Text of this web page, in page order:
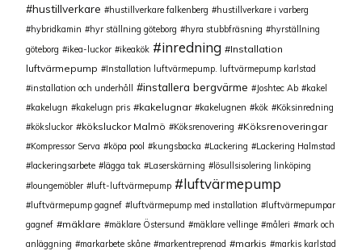
hustillverkare hustillverkare falkenberg
hustillverkare i varberg
hybridkamin
hyr ställning göteborg hyra stubbfräsning
hyrställning
göteborg
ikea-luckor ikeakök inredning
Installation
luftvärmepump
Installation luftvärmepump. luftvärmepump karlstad
installation och underhåll
installera bergvärme Joshtec Ab
kakel
kakelugn
kakelugn pris kakelugnar kakelugnen kök
Köksinredning
köksluckor
köksluckor Malmö Köksrenovering Köksrenoveringar
Kompressor Serva köpa pool kungsbacka Lackering
Lackering Halmstad
lackeringsarbete
lägga tak Laserskärning
lösullsisolering linköping
loungemöbler
luft-luftvärmepump luftvärmepump
luftvärmepump gagnef luftvärmepump med installation
luftvärmepumpar
gagnef
mäklare mäklare Östersund mäklare vellinge måleri
mark och
anläggning
markarbete skåne markentreprenad markis markis karlstad